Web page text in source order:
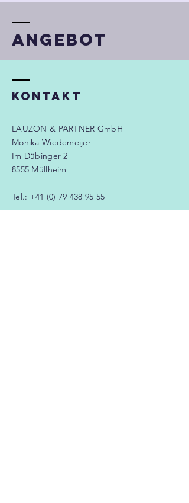
Angebot
KONTAKT
LAUZON & PARTNER GmbH
Monika Wiedemeijer
Im Dübinger 2
8555 Müllheim
Tel.: +41 (0) 79 438 95 55